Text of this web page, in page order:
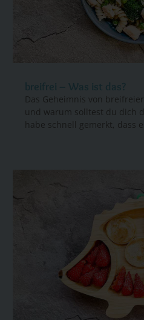
breifrei – Was ist das?
Das Geheimnis von
und warum solltest du dich
habe schnell gemerkt, dass